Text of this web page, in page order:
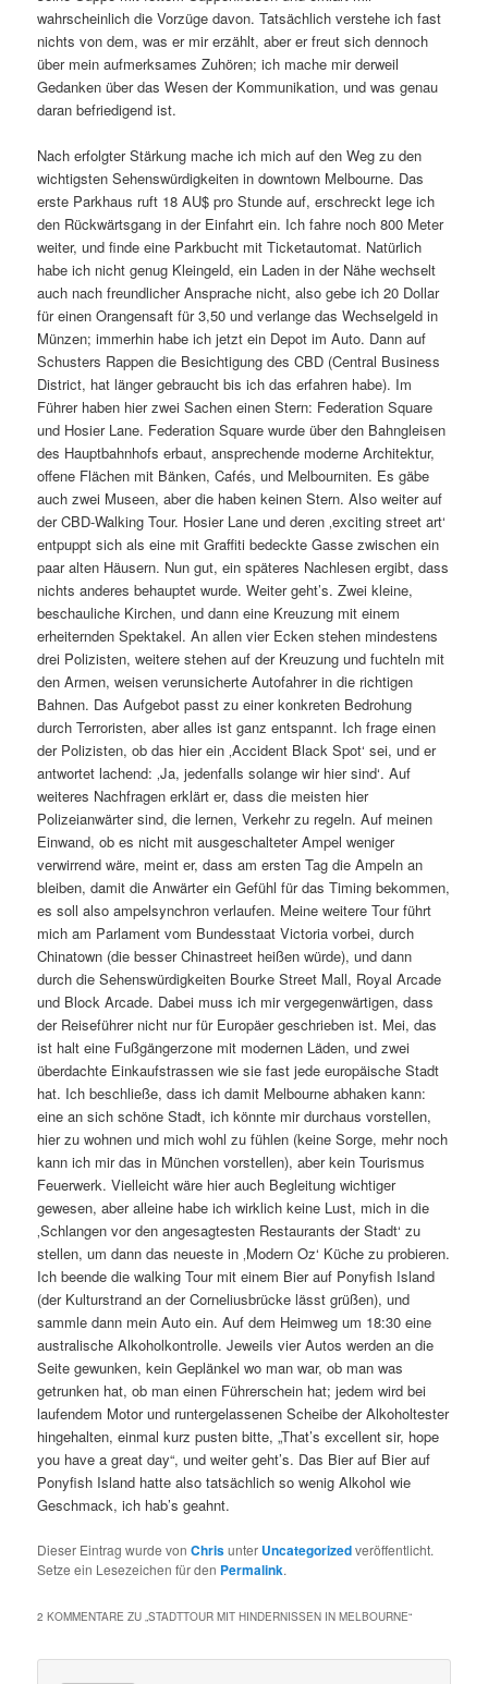
wahrscheinlich die Vorzüge davon. Tatsächlich verstehe ich fast
nichts von dem, was er mir erzählt, aber er freut sich dennoch
über mein aufmerksames Zuhören; ich mache mir derweil
Gedanken über das Wesen der Kommunikation, und was genau
daran befriedigend ist.
Nach erfolgter Stärkung mache ich mich auf den Weg zu den
wichtigsten Sehenswürdigkeiten in downtown Melbourne. Das
erste Parkhaus ruft 18 AU$ pro Stunde auf, erschreckt lege ich
den Rückwärtsgang in der Einfahrt ein. Ich fahre noch 800 Meter
weiter, und finde eine Parkbucht mit Ticketautomat. Natürlich
habe ich nicht genug Kleingeld, ein Laden in der Nähe wechselt
auch nach freundlicher Ansprache nicht, also gebe ich 20 Dollar
für einen Orangensaft für 3,50 und verlange das Wechselgeld in
Münzen; immerhin habe ich jetzt ein Depot im Auto. Dann auf
Schusters Rappen die Besichtigung des CBD (Central Business
District, hat länger gebraucht bis ich das erfahren habe). Im
Führer haben hier zwei Sachen einen Stern: Federation Square
und Hosier Lane. Federation Square wurde über den Bahngleisen
des Hauptbahnhofs erbaut, ansprechende moderne Architektur,
offene Flächen mit Bänken, Cafés, und Melbourniten. Es gäbe
auch zwei Museen, aber die haben keinen Stern. Also weiter auf
der CBD-Walking Tour. Hosier Lane und deren ‚exciting street art‘
entpuppt sich als eine mit Graffiti bedeckte Gasse zwischen ein
paar alten Häusern. Nun gut, ein späteres Nachlesen ergibt, dass
nichts anderes behauptet wurde. Weiter geht’s. Zwei kleine,
beschauliche Kirchen, und dann eine Kreuzung mit einem
erheiternden Spektakel. An allen vier Ecken stehen mindestens
drei Polizisten, weitere stehen auf der Kreuzung und fuchteln mit
den Armen, weisen verunsicherte Autofahrer in die richtigen
Bahnen. Das Aufgebot passt zu einer konkreten Bedrohung
durch Terroristen, aber alles ist ganz entspannt. Ich frage einen
der Polizisten, ob das hier ein ‚Accident Black Spot‘ sei, und er
antwortet lachend: ‚Ja, jedenfalls solange wir hier sind‘. Auf
weiteres Nachfragen erklärt er, dass die meisten hier
Polizeianwärter sind, die lernen, Verkehr zu regeln. Auf meinen
Einwand, ob es nicht mit ausgeschalteter Ampel weniger
verwirrend wäre, meint er, dass am ersten Tag die Ampeln an
bleiben, damit die Anwärter ein Gefühl für das Timing bekommen,
es soll also ampelsynchron verlaufen. Meine weitere Tour führt
mich am Parlament vom Bundesstaat Victoria vorbei, durch
Chinatown (die besser Chinastreet heißen würde), und dann
durch die Sehenswürdigkeiten Bourke Street Mall, Royal Arcade
und Block Arcade. Dabei muss ich mir vergegenwärtigen, dass
der Reiseführer nicht nur für Europäer geschrieben ist. Mei, das
ist halt eine Fußgängerzone mit modernen Läden, und zwei
überdachte Einkaufstrassen wie sie fast jede europäische Stadt
hat. Ich beschließe, dass ich damit Melbourne abhaken kann:
eine an sich schöne Stadt, ich könnte mir durchaus vorstellen,
hier zu wohnen und mich wohl zu fühlen (keine Sorge, mehr noch
kann ich mir das in München vorstellen), aber kein Tourismus
Feuerwerk. Vielleicht wäre hier auch Begleitung wichtiger
gewesen, aber alleine habe ich wirklich keine Lust, mich in die
‚Schlangen vor den angesagtesten Restaurants der Stadt‘ zu
stellen, um dann das neueste in ‚Modern Oz‘ Küche zu probieren.
Ich beende die walking Tour mit einem Bier auf Ponyfish Island
(der Kulturstrand an der Corneliusbrücke lässt grüßen), und
sammle dann mein Auto ein. Auf dem Heimweg um 18:30 eine
australische Alkoholkontrolle. Jeweils vier Autos werden an die
Seite gewunken, kein Geplänkel wo man war, ob man was
getrunken hat, ob man einen Führerschein hat; jedem wird bei
laufendem Motor und runtergelassenen Scheibe der Alkoholtester
hingehalten, einmal kurz pusten bitte, „That’s excellent sir, hope
you have a great day“, und weiter geht’s. Das Bier auf Bier auf
Ponyfish Island hatte also tatsächlich so wenig Alkohol wie
Geschmack, ich hab’s geahnt.
Dieser Eintrag wurde vonChrisunter Uncategorizedveröffentlicht.
Setze ein Lesezeichen für den Permalink.
2 KOMMENTARE ZU „STADTTOUR MIT HINDERNISSEN IN MELBOURNE“